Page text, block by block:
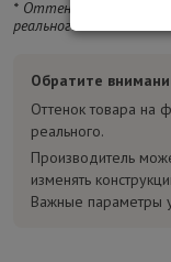
* Оттенок изделия
реального.
Обратите
Оттенок товара на
реального.
Производитель
изменять
Важные параметры